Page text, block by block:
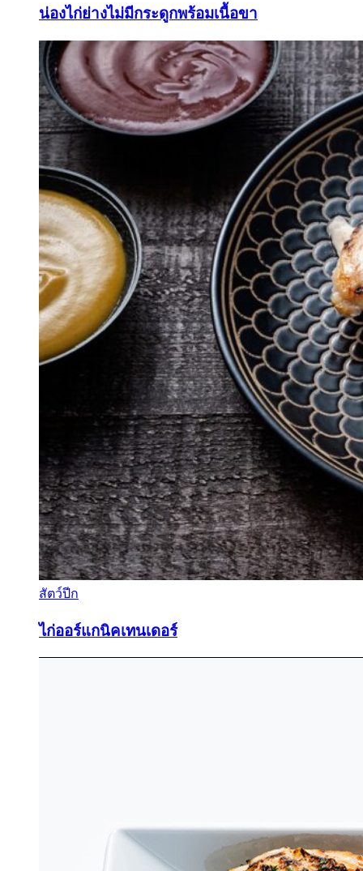
น่องไก่ย่างไม่มีกระดูกพร้อมเนื้อขา
สัตว์ปีก
ไก่ออร์แกนิคเทนเดอร์